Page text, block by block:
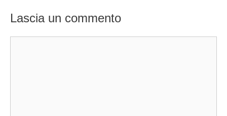
Lascia un commento